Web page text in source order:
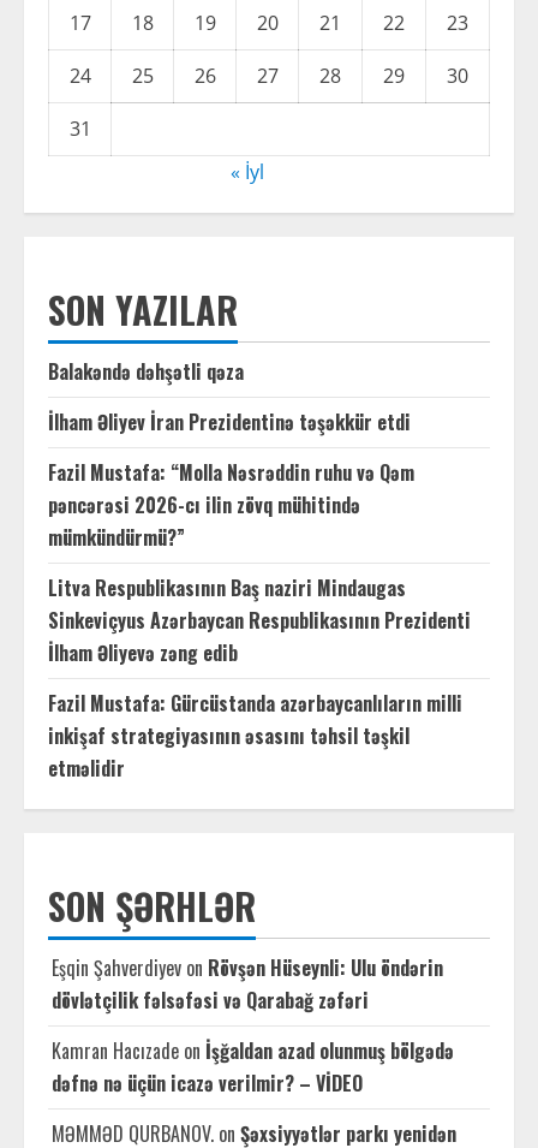
17 18 19 20 21 22
23
24
25 26 27 28 29
30
31
« İyl
SON YAZILAR
Balakəndə dəhşətli qəza
İlham Əliyev İran Prezidentinə təşəkkür etdi
Fazil Mustafa: “Molla Nəsrəddin ruhu və Qəm
pəncərəsi 2026-cı ilin zövq mühitində
mümkündürmü?”
Litva Respublikasının Baş naziri Mindaugas
Sinkeviçyus Azərbaycan Respublikasının Prezidenti
İlham Əliyevə zəng edib
Fazil Mustafa: Gürcüstanda azərbaycanlıların milli
inkişaf strategiyasının əsasını təhsil təşkil
etməlidir
SON ŞƏRHLƏR
Eşqin Şahverdiyev on Rövşən Hüseynli: Ulu öndərin
dövlətçilik fəlsəfəsi və Qarabağ zəfəri
Kamran Hacızade on İşğaldan azad olunmuş bölgədə
dəfnə nə üçün icazə verilmir? – VİDEO
MƏMMƏD QURBANOV. on Şəxsiyyətlər parkı yenidən